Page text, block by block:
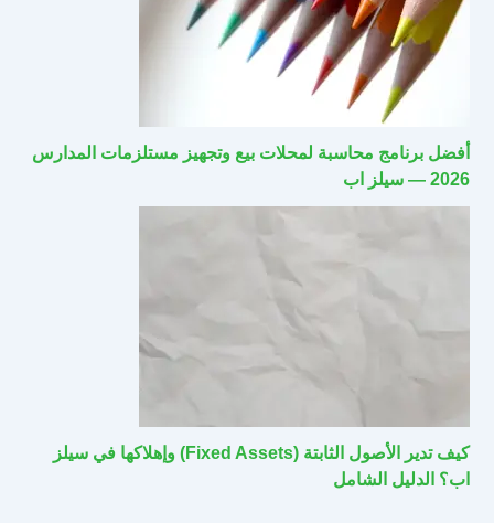
أفضل برنامج محاسبة لمحلات بيع وتجهيز مستلزمات المدارس
2026 — سيلز اب
كيف تدير الأصول الثابتة (Fixed Assets) وإهلاكها في سيلز
اب؟ الدليل الشامل